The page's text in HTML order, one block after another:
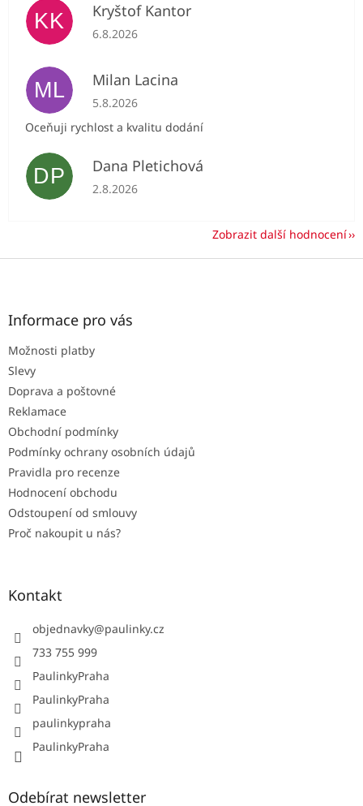
KK Kryštof Kantor
Hodnocení obchodu je 5 z 5 hvězdiček.
6.8.2026
ML Milan Lacina
Hodnocení obchodu je 5 z 5 hvězdiček.
5.8.2026
Oceňuji rychlost a kvalitu dodání
DP Dana Pletichová
Hodnocení obchodu je 5 z 5 hvězdiček.
2.8.2026
Zobrazit další hodnocení
Z
Informace pro vás
Možnosti platby
Slevy
Doprava a poštovné
Reklamace
Obchodní podmínky
Podmínky ochrany osobních údajů
Pravidla pro recenze
Hodnocení obchodu
Odstoupení od smlouvy
Proč nakoupit u nás?
Kontakt
objednavky@paulinky.cz
733 755 999
PaulinkyPraha
PaulinkyPraha
paulinkypraha
PaulinkyPraha
Odebírat newsletter